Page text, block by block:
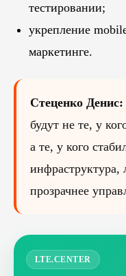
тестировании;
укрепление
маркетинге.
Стеценко Денис:
будут не те, у
а те, у кого
инфраструктура,
прозрачнее
LTE.CENTER